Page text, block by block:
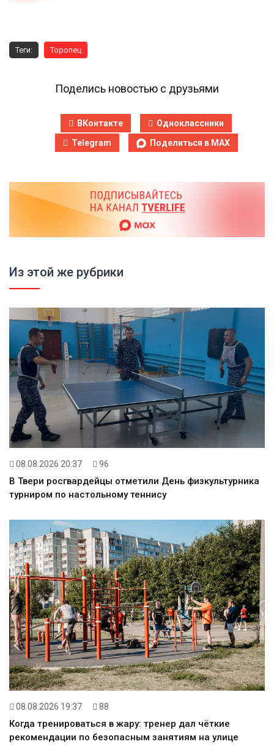
Теги: Торопец
Поделись новостью с друзьями
ВКонтакте
Одноклассники
Telegram
Поделиться в MAX
Из этой же рубрики
08.08.2026 20:37 96
В Твери росгвардейцы отметили День физкультурника
турниром по настольному теннису
08.08.2026 19:37 88
Когда тренироваться в жару: тренер дал чёткие
рекомендации по безопасным занятиям на улице